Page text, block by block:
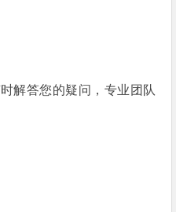
解答您的疑问，专业团队